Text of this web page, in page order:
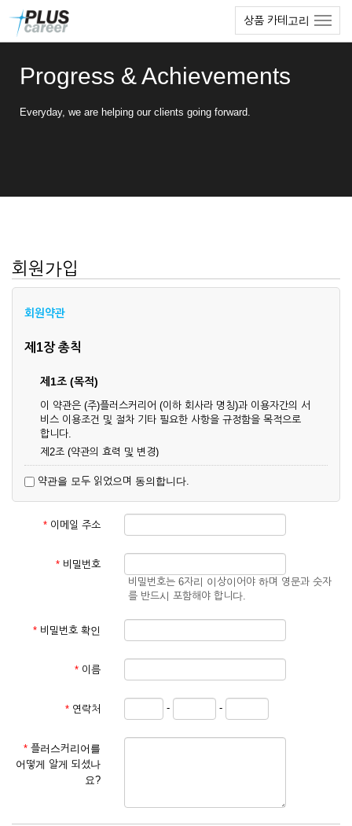
상품 카테고리
Progress & Achievements
Everyday, we are helping our clients going forward.
회원가입
회원약관
제1장 총칙
제1조 (목적)
이 약관은 (주)플러스커리어 (이하 회사라 명칭)과 이용자간의 서
비스 이용조건 및 절차 기타 필요한 사항을 규정함을 목적으로
합니다.
제2조 (약관의 효력 및 변경)
업상 중요 하거나 합리적인 사유가 발생할 경우 온라인 공사를
통하여 변경할 수 있습니다.
② 회원은 변경된 약관에 동의하지 않을 경우 서비스 이용을 중
단하고 이용계약을 해지할 수 있습니다. 약관의 효력 발생일 이
것으로 간주됩니다.
제3조 (약관의 외 준칙)
관계법령의 규정에 따릅니다.
① 서비스 이용계약은 서비스 이용 희망자가 본 약관에 동의한
를 심사, 승낙함으로써 성립하며, 회사는 신청자의 실명 확인 절
차를 밟을 수 있습니다.
② 회원가입시 입력한 ID는 변경할 수 없으며, 회원 1인당 한 개
의 ID가 발급됩니다. 부득이한 경우로 인해 변경하고자 하는 경
약관을 모두 읽었으며 동의합니다.
* 이메일 주소
* 비밀번호
비밀번호는 6자리 이상이어야 하며 영문과 숫자
를 반드시 포함해야 합니다.
* 비밀번호 확인
* 이름
* 연락처 - -
* 플러스커리어를
어떻게 알게 되셨나
요?